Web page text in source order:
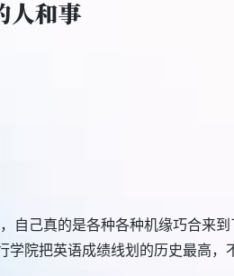
人和事
自己真的是各种各种机缘巧合来
院把英语成绩线划的历史最高